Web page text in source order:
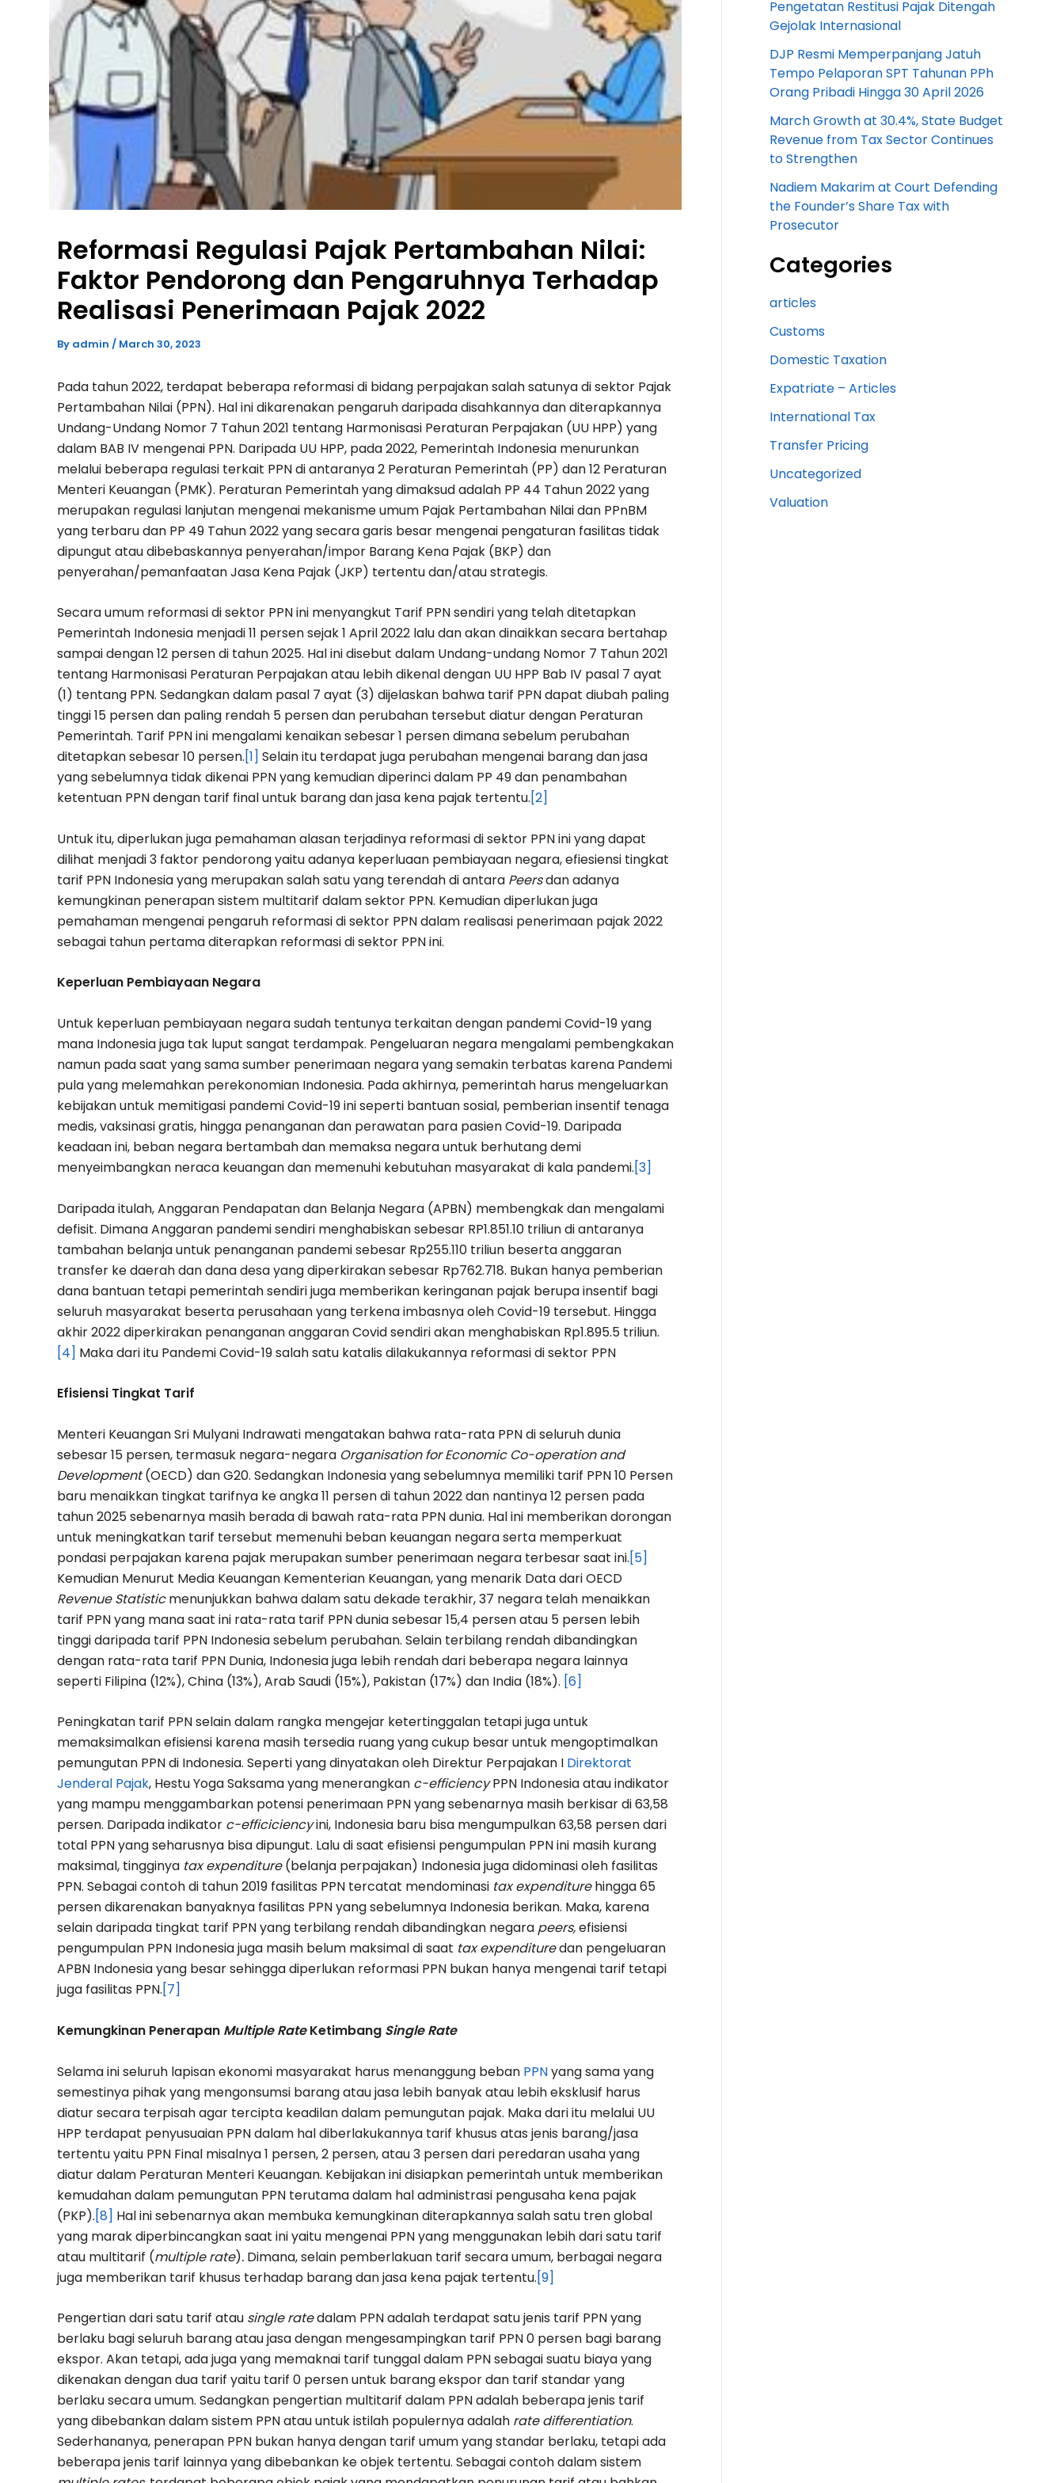
Reformasi Regulasi Pajak Pertambahan Nilai:
Faktor Pendorong dan Pengaruhnya Terhadap
Realisasi Penerimaan Pajak 2022
By admin / March 30, 2023
Pada tahun 2022, terdapat beberapa reformasi di bidang perpajakan salah satunya di sektor Pajak
Pertambahan Nilai (PPN). Hal ini dikarenakan pengaruh daripada disahkannya dan diterapkannya
Undang-Undang Nomor 7 Tahun 2021 tentang Harmonisasi Peraturan Perpajakan (UU HPP) yang
dalam BAB IV mengenai PPN. Daripada UU HPP, pada 2022, Pemerintah Indonesia menurunkan
melalui beberapa regulasi terkait PPN di antaranya 2 Peraturan Pemerintah (PP) dan 12 Peraturan
Menteri Keuangan (PMK). Peraturan Pemerintah yang dimaksud adalah PP 44 Tahun 2022 yang
merupakan regulasi lanjutan mengenai mekanisme umum Pajak Pertambahan Nilai dan PPnBM
yang terbaru dan PP 49 Tahun 2022 yang secara garis besar mengenai pengaturan fasilitas tidak
dipungut atau dibebaskannya penyerahan/impor Barang Kena Pajak (BKP) dan
penyerahan/pemanfaatan Jasa Kena Pajak (JKP) tertentu dan/atau strategis.
Secara umum reformasi di sektor PPN ini menyangkut Tarif PPN sendiri yang telah ditetapkan
Pemerintah Indonesia menjadi 11 persen sejak 1 April 2022 lalu dan akan dinaikkan secara bertahap
sampai dengan 12 persen di tahun 2025. Hal ini disebut dalam Undang-undang Nomor 7 Tahun 2021
tentang Harmonisasi Peraturan Perpajakan atau lebih dikenal dengan UU HPP Bab IV pasal 7 ayat
(1) tentang PPN. Sedangkan dalam pasal 7 ayat (3) dijelaskan bahwa tarif PPN dapat diubah paling
tinggi 15 persen dan paling rendah 5 persen dan perubahan tersebut diatur dengan Peraturan
Pemerintah. Tarif PPN ini mengalami kenaikan sebesar 1 persen dimana sebelum perubahan
ditetapkan sebesar 10 persen.[1] Selain itu terdapat juga perubahan mengenai barang dan jasa
yang sebelumnya tidak dikenai PPN yang kemudian diperinci dalam PP 49 dan penambahan
ketentuan PPN dengan tarif final untuk barang dan jasa kena pajak tertentu.[2]
Untuk itu, diperlukan juga pemahaman alasan terjadinya reformasi di sektor PPN ini yang dapat
dilihat menjadi 3 faktor pendorong yaitu adanya keperluaan pembiayaan negara, efiesiensi tingkat
tarif PPN Indonesia yang merupakan salah satu yang terendah di antara Peersdan adanya
kemungkinan penerapan sistem multitarif dalam sektor PPN. Kemudian diperlukan juga
pemahaman mengenai pengaruh reformasi di sektor PPN dalam realisasi penerimaan pajak 2022
sebagai tahun pertama diterapkan reformasi di sektor PPN ini.
Keperluan Pembiayaan Negara
Untuk keperluan pembiayaan negara sudah tentunya terkaitan dengan pandemi Covid-19 yang
mana Indonesia juga tak luput sangat terdampak. Pengeluaran negara mengalami pembengkakan
namun pada saat yang sama sumber penerimaan negara yang semakin terbatas karena Pandemi
pula yang melemahkan perekonomian Indonesia. Pada akhirnya, pemerintah harus mengeluarkan
kebijakan untuk memitigasi pandemi Covid-19 ini seperti bantuan sosial, pemberian insentif tenaga
medis, vaksinasi gratis, hingga penanganan dan perawatan para pasien Covid-19. Daripada
keadaan ini, beban negara bertambah dan memaksa negara untuk berhutang demi
menyeimbangkan neraca keuangan dan memenuhi kebutuhan masyarakat di kala pandemi.[3]
Daripada itulah, Anggaran Pendapatan dan Belanja Negara (APBN) membengkak dan mengalami
defisit. Dimana Anggaran pandemi sendiri menghabiskan sebesar RP1.851.10 triliun di antaranya
tambahan belanja untuk penanganan pandemi sebesar Rp255.110 triliun beserta anggaran
transfer ke daerah dan dana desa yang diperkirakan sebesar Rp762.718. Bukan hanya pemberian
dana bantuan tetapi pemerintah sendiri juga memberikan keringanan pajak berupa insentif bagi
seluruh masyarakat beserta perusahaan yang terkena imbasnya oleh Covid-19 tersebut. Hingga
akhir 2022 diperkirakan penanganan anggaran Covid sendiri akan menghabiskan Rp1.895.5 triliun.
[4] Maka dari itu Pandemi Covid-19 salah satu katalis dilakukannya reformasi di sektor PPN
Efisiensi Tingkat Tarif
Menteri Keuangan Sri Mulyani Indrawati mengatakan bahwa rata-rata PPN di seluruh dunia
sebesar 15 persen, termasuk negara-negara Organisation for Economic Co-operation and
Development(OECD) dan G20. Sedangkan Indonesia yang sebelumnya memiliki tarif PPN 10 Persen
baru menaikkan tingkat tarifnya ke angka 11 persen di tahun 2022 dan nantinya 12 persen pada
tahun 2025 sebenarnya masih berada di bawah rata-rata PPN dunia. Hal ini memberikan dorongan
untuk meningkatkan tarif tersebut memenuhi beban keuangan negara serta memperkuat
pondasi perpajakan karena pajak merupakan sumber penerimaan negara terbesar saat ini.[5]
Kemudian Menurut Media Keuangan Kementerian Keuangan, yang menarik Data dari OECD
Revenue Statisticmenunjukkan bahwa dalam satu dekade terakhir, 37 negara telah menaikkan
tarif PPN yang mana saat ini rata-rata tarif PPN dunia sebesar 15,4 persen atau 5 persen lebih
tinggi daripada tarif PPN Indonesia sebelum perubahan. Selain terbilang rendah dibandingkan
dengan rata-rata tarif PPN Dunia, Indonesia juga lebih rendah dari beberapa negara lainnya
seperti Filipina (12%), China (13%), Arab Saudi (15%), Pakistan (17%) dan India (18%). [6]
Peningkatan tarif PPN selain dalam rangka mengejar ketertinggalan tetapi juga untuk
memaksimalkan efisiensi karena masih tersedia ruang yang cukup besar untuk mengoptimalkan
pemungutan PPN di Indonesia. Seperti yang dinyatakan oleh Direktur Perpajakan I Direktorat
Jenderal Pajak, Hestu Yoga Saksama yang menerangkan c-efficiencyPPN Indonesia atau indikator
yang mampu menggambarkan potensi penerimaan PPN yang sebenarnya masih berkisar di 63,58
persen. Daripada indikator c-efficiciencyini, Indonesia baru bisa mengumpulkan 63,58 persen dari
total PPN yang seharusnya bisa dipungut. Lalu di saat efisiensi pengumpulan PPN ini masih kurang
maksimal, tingginya tax expenditure(belanja perpajakan) Indonesia juga didominasi oleh fasilitas
PPN. Sebagai contoh di tahun 2019 fasilitas PPN tercatat mendominasi tax expenditurehingga 65
persen dikarenakan banyaknya fasilitas PPN yang sebelumnya Indonesia berikan. Maka, karena
selain daripada tingkat tarif PPN yang terbilang rendah dibandingkan negara peers,efisiensi
pengumpulan PPN Indonesia juga masih belum maksimal di saat tax expendituredan pengeluaran
APBN Indonesia yang besar sehingga diperlukan reformasi PPN bukan hanya mengenai tarif tetapi
juga fasilitas PPN.[7]
Kemungkinan Penerapan Multiple RateKetimbang Single Rate
Selama ini seluruh lapisan ekonomi masyarakat harus menanggung beban PPNyang sama yang
semestinya pihak yang mengonsumsi barang atau jasa lebih banyak atau lebih eksklusif harus
diatur secara terpisah agar tercipta keadilan dalam pemungutan pajak. Maka dari itu melalui UU
HPP terdapat penyusuaian PPN dalam hal diberlakukannya tarif khusus atas jenis barang/jasa
tertentu yaitu PPN Final misalnya 1 persen, 2 persen, atau 3 persen dari peredaran usaha yang
diatur dalam Peraturan Menteri Keuangan. Kebijakan ini disiapkan pemerintah untuk memberikan
kemudahan dalam pemungutan PPN terutama dalam hal administrasi pengusaha kena pajak
(PKP).[8] Hal ini sebenarnya akan membuka kemungkinan diterapkannya salah satu tren global
yang marak diperbincangkan saat ini yaitu mengenai PPN yang menggunakan lebih dari satu tarif
atau multitarif (multiple rate). Dimana, selain pemberlakuan tarif secara umum, berbagai negara
juga memberikan tarif khusus terhadap barang dan jasa kena pajak tertentu.[9]
Pengertian dari satu tarif atau single ratedalam PPN adalah terdapat satu jenis tarif PPN yang
berlaku bagi seluruh barang atau jasa dengan mengesampingkan tarif PPN 0 persen bagi barang
ekspor. Akan tetapi, ada juga yang memaknai tarif tunggal dalam PPN sebagai suatu biaya yang
dikenakan dengan dua tarif yaitu tarif 0 persen untuk barang ekspor dan tarif standar yang
berlaku secara umum. Sedangkan pengertian multitarif dalam PPN adalah beberapa jenis tarif
yang dibebankan dalam sistem PPN atau untuk istilah populernya adalah rate differentiation.
Sederhananya, penerapan PPN bukan hanya dengan tarif umum yang standar berlaku, tetapi ada
beberapa jenis tarif lainnya yang dibebankan ke objek tertentu. Sebagai contoh dalam sistem
Pengetatan Restitusi Pajak Ditengah
Gejolak Internasional
DJP Resmi Memperpanjang Jatuh
Tempo Pelaporan SPT Tahunan PPh
Orang Pribadi Hingga 30 April 2026
March Growth at 30.4%, State Budget
Revenue from Tax Sector Continues
to Strengthen
Nadiem Makarim at Court Defending
the Founder’s Share Tax with
Prosecutor
Categories
articles
Customs
Domestic Taxation
Expatriate – Articles
International Tax
Transfer Pricing
Uncategorized
Valuation